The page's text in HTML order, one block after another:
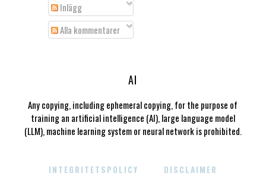
Inlägg
Alla kommentarer
AI
Any copying, including ephemeral copying, for the purpose of
training an artificial intelligence (AI), large language model
(LLM), machine learning system or neural network is prohibited.
INTEGRITETSPOLICY DISCLAIMER